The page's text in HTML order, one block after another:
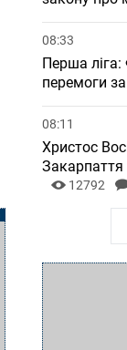
08:33
Перша ліга:
перемоги
08:11
Христос
12792